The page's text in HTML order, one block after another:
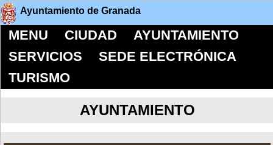
Ayuntamiento de Granada
MENU CIUDAD
AYUNTAMIENTO
SERVICIOS
SEDE ELECTRÓNICA
TURISMO
AYUNTAMIENTO